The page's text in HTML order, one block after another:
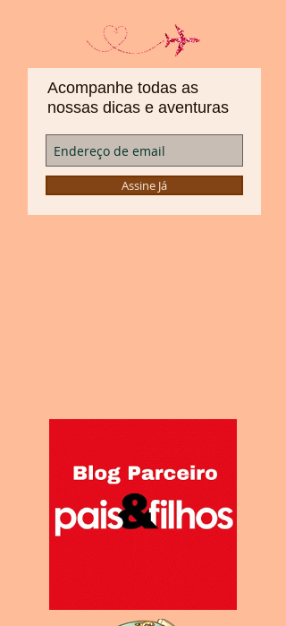
Acompanhe todas as
nossas dicas e aventuras
Assine Já